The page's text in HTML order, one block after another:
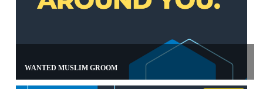
WANTED MUSLIM GROOM